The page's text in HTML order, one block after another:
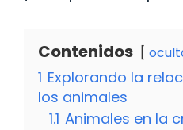
Contenidos
1 Explorando la
los animales
1.1 Animales en la